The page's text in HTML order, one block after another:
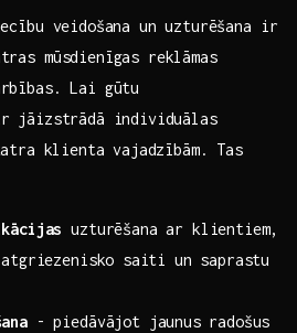
veidošana un uzturēšana ir
mūsdienīgas ‍reklāmas
Lai gūtu
ir jāizstrādā individuālas
klienta vajadzībām.⁣ Tas
uzturēšana ar klientiem,
saiti un‌ saprastu‍
‍- piedāvājot jaunus⁢ radošus